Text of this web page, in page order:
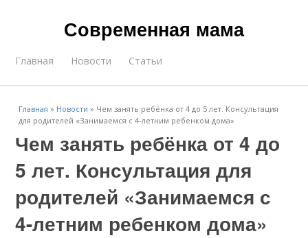
Современная мама
Главная Новости Статьи
Главная » Новости » Чем занять ребёнка от 4 до 5 лет. Консультация
для родителей «Занимаемся с 4-летним ребенком дома»
Чем занять ребёнка от 4 до
5 лет. Консультация для
родителей «Занимаемся с
4-летним ребенком дома»